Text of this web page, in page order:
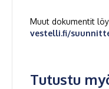
Muut dokumentit
vestelli.fi/
Tutustu